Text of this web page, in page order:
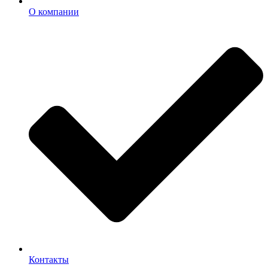
О компании
Контакты